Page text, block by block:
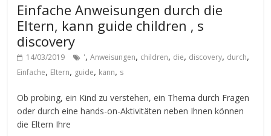
Einfache Anweisungen durch die
Eltern, kann guide children ‚ s
discovery
14/03/2019 ',Anweisungen, children, die, discovery, durch,
Einfache, Eltern, guide, kann, s
Ob probing, ein Kind zu verstehen, ein Thema durch Fragen
oder durch eine hands-on-Aktivitäten neben Ihnen können
die Eltern Ihre